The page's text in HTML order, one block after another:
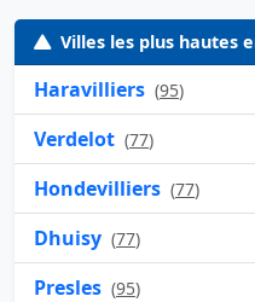
Villes les plus hautes
Haravilliers (95)
Verdelot (77)
Hondevilliers (77)
Dhuisy (77)
Presles (95)